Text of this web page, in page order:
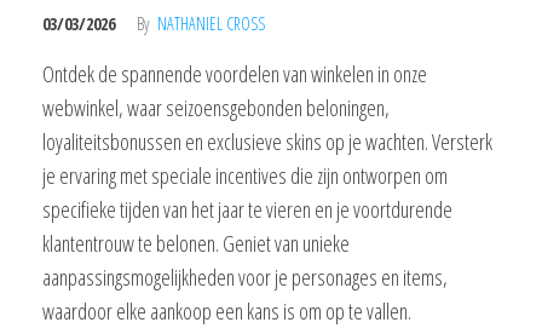
03/03/2026 By NATHANIEL CROSS
Ontdek de spannende voordelen van winkelen in onze
webwinkel, waar seizoensgebonden beloningen,
loyaliteitsbonussen en exclusieve skins op je wachten. Versterk
je ervaring met speciale incentives die zijn ontworpen om
specifieke tijden van het jaar te vieren en je voortdurende
klantentrouw te belonen. Geniet van unieke
aanpassingsmogelijkheden voor je personages en items,
waardoor elke aankoop een kans is om op te vallen.